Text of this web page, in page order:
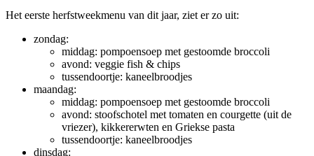
Het eerste herfstweekmenu van dit jaar, ziet er zo uit:
zondag:
middag: pompoensoep met gestoomde broccoli
avond: veggie fish & chips
tussendoortje: kaneelbroodjes
maandag:
middag: pompoensoep met gestoomde broccoli
avond: stoofschotel met tomaten en courgette (uit de
vriezer), kikkererwten en Griekse pasta
tussendoortje: kaneelbroodjes
dinsdag: